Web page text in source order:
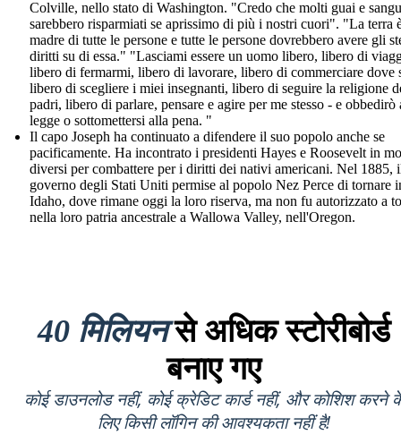
Colville, nello stato di Washington. "Credo che molti guai e
sarebbero risparmiati se aprissimo di più i nostri cuori". "La terra
madre di tutte le persone e tutte le persone dovrebbero avere gli
diritti su di essa." "Lasciami essere un uomo libero, libero di
libero di fermarmi, libero di lavorare, libero di commerciare dove
libero di scegliere i miei insegnanti, libero di seguire la religione
padri, libero di parlare, pensare e agire per me stesso - e obbedirò
legge o sottomettersi alla pena. "
Il capo Joseph ha continuato a difendere il suo popolo anche se
pacificamente. Ha incontrato i presidenti Hayes e Roosevelt in
diversi per combattere per i diritti dei nativi americani. Nel 1885,
governo degli Stati Uniti permise al popolo Nez Perce di tornare
Idaho, dove rimane oggi la loro riserva, ma non fu autorizzato a
nella loro patria ancestrale a Wallowa Valley, nell'Oregon.
40 मिलियनसे अधिक स्टोरीबोर्ड
बनाए गए
कोई डाउनलोड नहीं, कोई क्रेडिट कार्ड नहीं, और कोशिश करने
लिए किसी लॉगिन की आवश्यकता नहीं है!